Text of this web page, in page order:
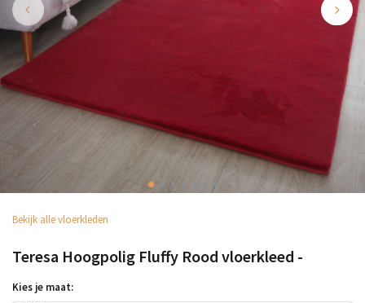
Bekijk alle vloerkleden
Teresa Hoogpolig Fluffy Rood vloerkleed -
Kies je maat: